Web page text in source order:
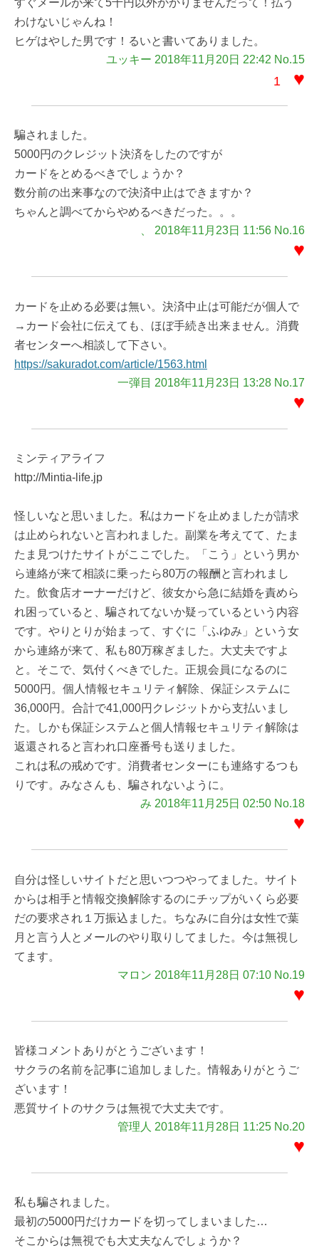
わけないじゃんね！
ヒゲはやした男です！るいと書いてありました。
ユッキー 2018年11月20日 22:42 No.15
1 ♥
騙されました。
5000円のクレジット決済をしたのですが
カードをとめるべきでしょうか？
数分前の出来事なので決済中止はできますか？
ちゃんと調べてからやめるべきだった。。。
、 2018年11月23日 11:56 No.16
♥
カードを止める必要は無い。決済中止は可能だが個人で
→カード会社に伝えても、ほぼ手続き出来ません。消費
者センターへ相談して下さい。
https://sakuradot.com/article/1563.html
一弾目 2018年11月23日 13:28 No.17
♥
ミンティアライフ
http://Mintia-life.jp
怪しいなと思いました。私はカードを止めましたが請求
は止められないと言われました。副業を考えてて、たま
たま見つけたサイトがここでした。「こう」という男か
ら連絡が来て相談に乗ったら80万の報酬と言われまし
た。飲食店オーナーだけど、彼女から急に結婚を責めら
れ困っていると、騙されてないか疑っているという内容
です。やりとりが始まって、すぐに「ふゆみ」という女
から連絡が来て、私も80万稼ぎました。大丈夫ですよ
と。そこで、気付くべきでした。正規会員になるのに
5000円。個人情報セキュリティ解除、保証システムに
36,000円。合計で41,000円クレジットから支払いまし
た。しかも保証システムと個人情報セキュリティ解除は
返還されると言われ口座番号も送りました。
これは私の戒めです。消費者センターにも連絡するつも
りです。みなさんも、騙されないように。
み 2018年11月25日 02:50 No.18
♥
自分は怪しいサイトだと思いつつやってました。サイト
からは相手と情報交換解除するのにチップがいくら必要
だの要求され１万振込ました。ちなみに自分は女性で葉
月と言う人とメールのやり取りしてました。今は無視し
てます。
マロン 2018年11月28日 07:10 No.19
♥
皆様コメントありがとうございます！
サクラの名前を記事に追加しました。情報ありがとうご
ざいます！
悪質サイトのサクラは無視で大丈夫です。
管理人 2018年11月28日 11:25 No.20
♥
私も騙されました。
最初の5000円だけカードを切ってしまいました…
そこからは無視でも大丈夫なんでしょうか？